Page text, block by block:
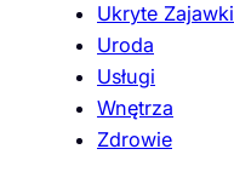
Ukryte Zajawki
Uroda
Usługi
Wnętrza
Zdrowie